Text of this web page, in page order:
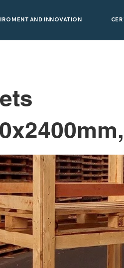
AND INNOVATION